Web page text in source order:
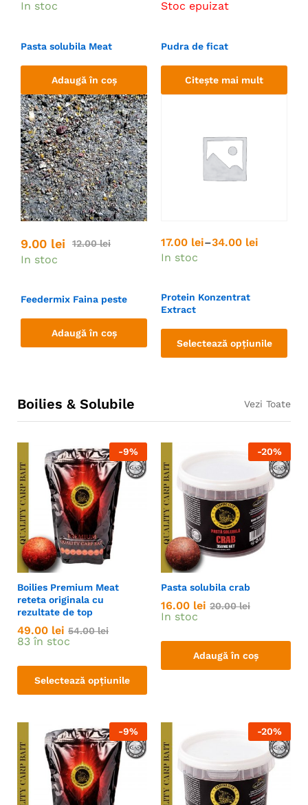
In stoc
Pasta solubila Meat
Adaugă în coș
Stoc epuizat
Pudra de ficat
Citește mai mult
9.00 lei 12.00lei
In stoc
Feedermix Faina peste
Adaugă în coș
17.00 lei–34.00 lei
In stoc
Protein Konzentrat
Extract
Selectează opțiunile
Boilies & Solubile Vezi Toate
-9%
Boilies Premium Meat
reteta originala cu
rezultate de top
49.00 lei 54.00lei
83 în stoc
Selectează opțiunile
-20%
Pasta solubila crab
16.00 lei 20.00lei
In stoc
Adaugă în coș
-9% -20%